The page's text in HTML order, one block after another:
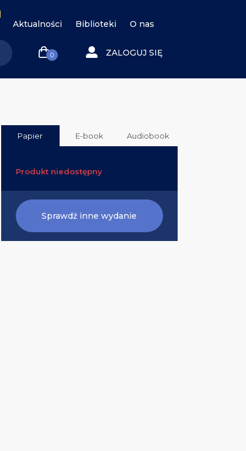
Aktualności Biblioteki O nas
0 ZALOGUJ SIĘ
Papier E-book Audiobook
Produkt niedostępny
Sprawdź inne wydanie